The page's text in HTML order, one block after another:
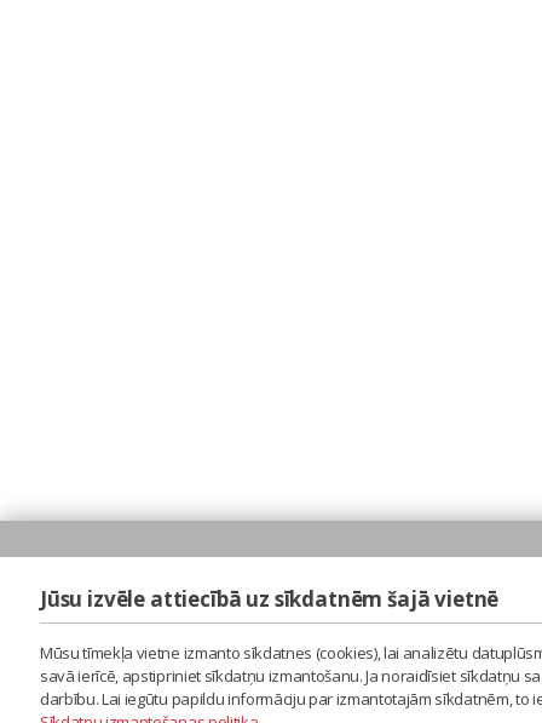
Jūsu izvēle attiecībā uz sīkdatnēm šajā vietnē
Mūsu tīmekļa vietne izmanto sīkdatnes (cookies), lai analizētu
savā ierīcē, apstipriniet sīkdatņu izmantošanu. Ja noraidīsiet sīkdatņu
darbību. Lai iegūtu papildu informāciju par izmantotajām sīkdatnēm,